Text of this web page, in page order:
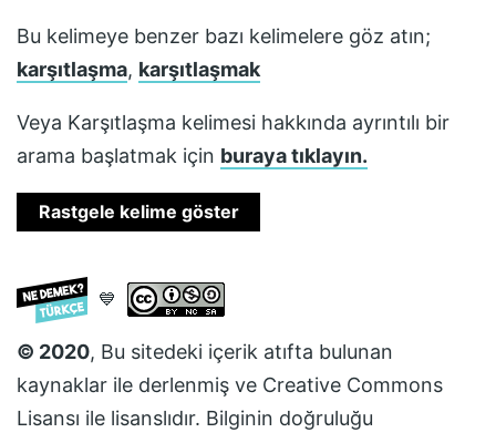
Bu kelimeye benzer bazı kelimelere göz atın;
karşıtlaşma, karşıtlaşmak
Veya Karşıtlaşma kelimesi hakkında ayrıntılı bir
arama başlatmak için buraya tıklayın.
Rastgele kelime göster
💙
© 2020, Bu sitedeki içerik atıfta bulunan
kaynaklar ile derlenmiş ve Creative Commons
Lisansı ile lisanslıdır. Bilginin doğruluğu